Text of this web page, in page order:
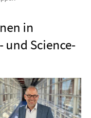
in
und Science-